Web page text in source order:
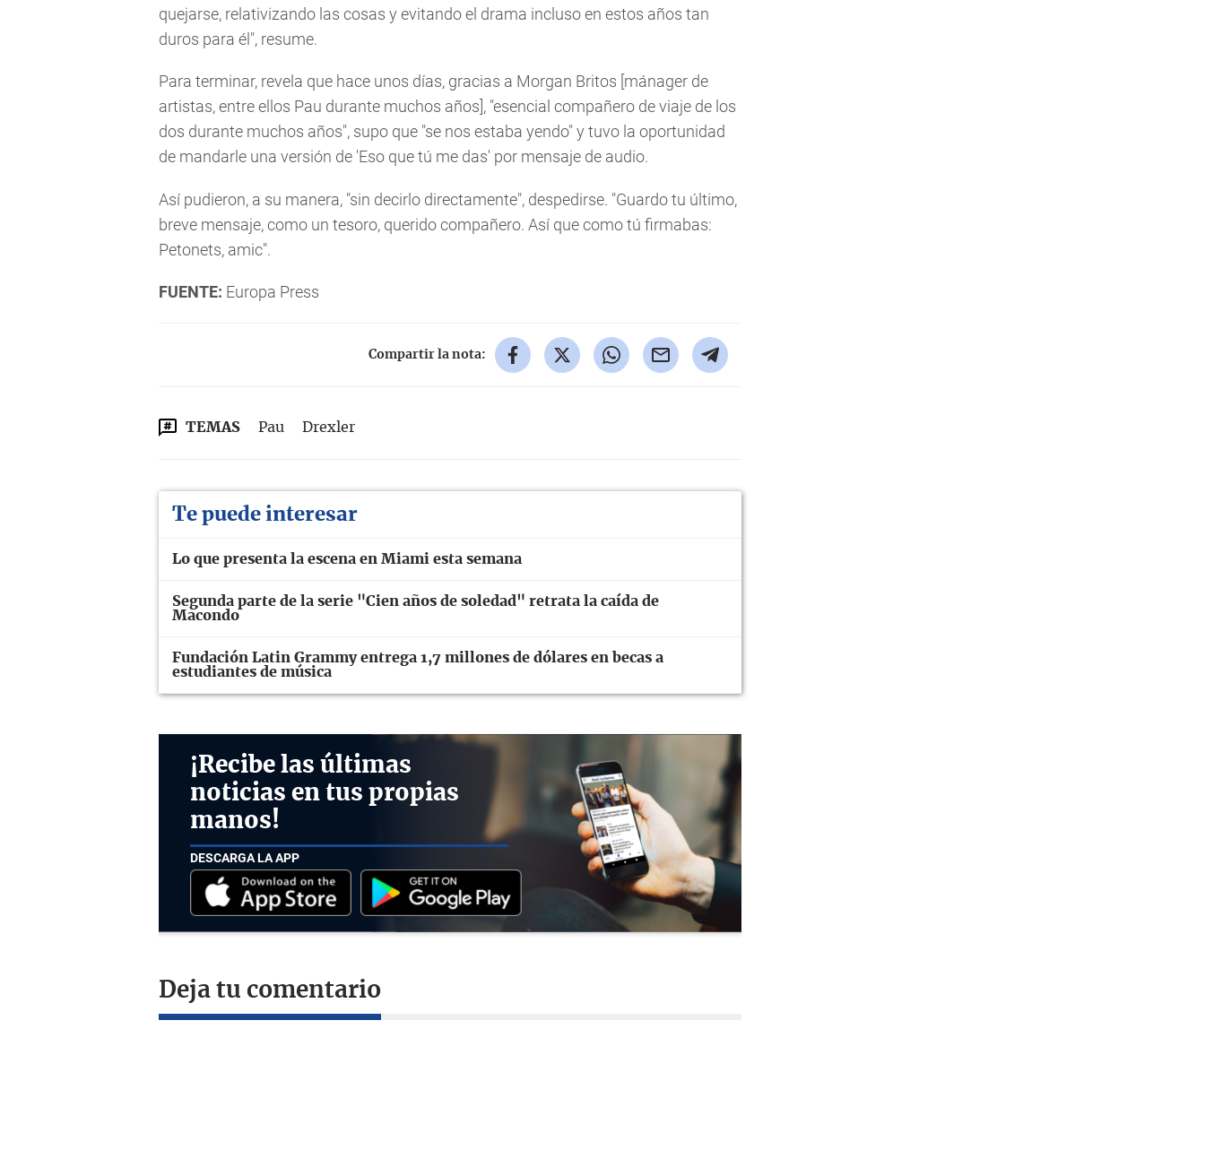
quejarse, relativizando las cosas y evitando el drama incluso en estos años tan
duros para él", resume.
Para terminar, revela que hace unos días, gracias a Morgan Britos [mánager de
artistas, entre ellos Pau durante muchos años], "esencial compañero de viaje de los
dos durante muchos años", supo que "se nos estaba yendo" y tuvo la oportunidad
de mandarle una versión de 'Eso que tú me das' por mensaje de audio.
Así pudieron, a su manera, "sin decirlo directamente", despedirse. "Guardo tu último,
breve mensaje, como un tesoro, querido compañero. Así que como tú firmabas:
Petonets, amic".
FUENTE: Europa Press
Compartir la nota:
TEMAS Pau Drexler
Te puede interesar
Lo que presenta la escena en Miami esta semana
Segunda parte de la serie "Cien años de soledad" retrata la caída de
Macondo
Fundación Latin Grammy entrega 1,7 millones de dólares en becas a
estudiantes de música
¡Recibe las últimas
noticias en tus propias
manos!
DESCARGA LA APP
Deja tu comentario